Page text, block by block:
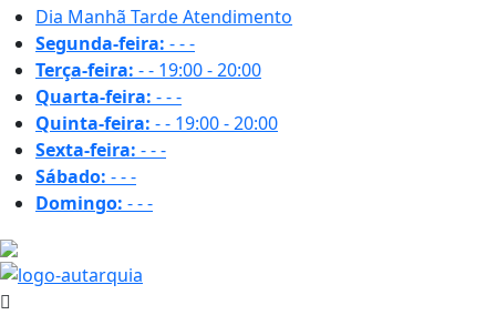
Dia Manhã TardeAtendimento
Segunda-feira: ---
Terça-feira: -- 19:00 - 20:00
Quarta-feira: ---
Quinta-feira: -- 19:00 - 20:00
Sexta-feira: ---
Sábado: ---
Domingo: ---